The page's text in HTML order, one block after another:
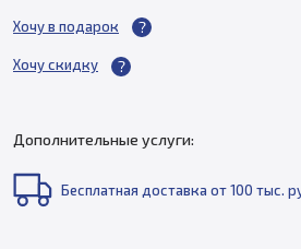
Хочу в подарок
Хочу скидку
Дополнительные услуги:
Бесплатная доставка от 100 тыс.